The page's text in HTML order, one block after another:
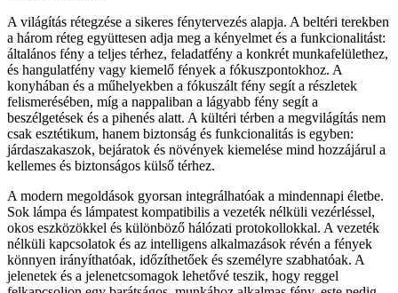
A világítás rétegzése a sikeres fénytervezés alapja. A beltéri terekben
a három réteg együttesen adja meg a kényelmet és a funkcionalitást:
általános fény a teljes térhez, feladatfény a konkrét munkafelülethez,
és hangulatfény vagy kiemelő fények a fókuszpontokhoz. A
konyhában és a műhelyekben a fókuszált fény segít a részletek
felismerésében, míg a nappaliban a lágyabb fény segít a
beszélgetések és a pihenés alatt. A kültéri térben a megvilágítás nem
csak esztétikum, hanem biztonság és funkcionalitás is egyben:
járdaszakaszok, bejáratok és növények kiemelése mind hozzájárul a
kellemes és biztonságos külső térhez.
A modern megoldások gyorsan integrálhatóak a mindennapi életbe.
Sok lámpa és lámpatest kompatibilis a vezeték nélküli vezérléssel,
okos eszközökkel és különböző hálózati protokollokkal. A vezeték
nélküli kapcsolatok és az intelligens alkalmazások révén a fények
könnyen irányíthatóak, időzíthetőek és személyre szabhatóak. A
jelenetek és a jelenetcsomagok lehetővé teszik, hogy reggel